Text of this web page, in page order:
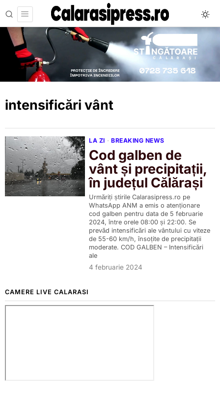
intensificări vânt
LA ZI · BREAKING NEWS
Cod galben de
vânt și precipitații,
în județul Călărași
Urmăriți știrile Calarasipress.ro pe
WhatsApp ANM a emis o atenționare
cod galben pentru data de 5 februarie
2024, între orele 08:00 și 22:00. Se
prevăd intensificări ale vântului cu viteze
de 55-60 km/h, însoțite de precipitații
moderate. COD GALBEN – Intensificări
ale
4 februarie 2024
CAMERE LIVE CALARASI